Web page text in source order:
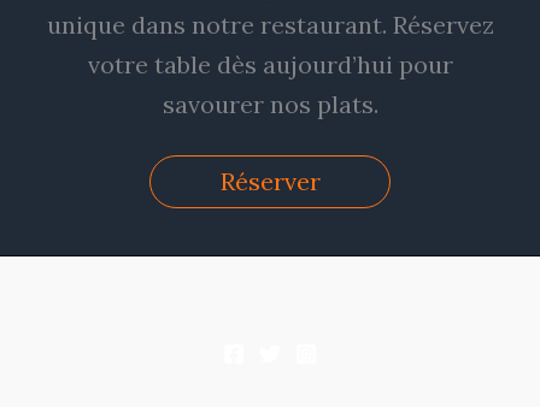
unique dans notre restaurant. Réservez
votre table dès aujourd’hui pour
savourer nos plats.
Réserver